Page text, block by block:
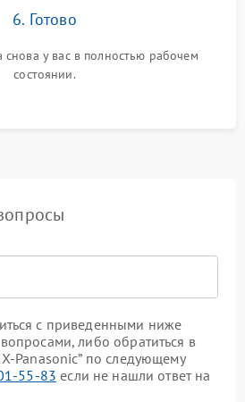
6. Готово
снова у вас в полностью рабочем
состоянии.
с приведенными ниже
либо обратиться в
Panasonic” по следующему
55-83 если не нашли ответ на